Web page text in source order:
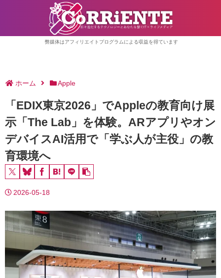
弊媒体はアフィリエイトプログラムによる収益を得ています
ホーム Apple
「EDIX東京2026」でAppleの教育向け展
示「The Lab」を体験。ARアプリやオン
デバイスAI活用で「学ぶ人が主役」の教
育環境へ
2026-05-18